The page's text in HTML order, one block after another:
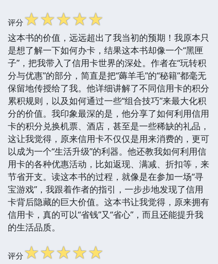
评分☆☆☆☆☆
这本书的价值，远远超出了我当初的预期！我原本只
是想了解一下如何办卡，结果这本书却像一个“黑匣
子”，把我带入了信用卡世界的深处。作者在“玩转积
分与优惠”的部分，简直是把“薅羊毛”的“秘籍”都毫无
保留地传授给了我。他详细讲解了不同信用卡的积分
累积规则，以及如何通过一些“组合技巧”来最大化积
分的价值。我印象最深的是，他分享了如何利用信用
卡的积分兑换机票、酒店，甚至是一些稀缺的礼品，
这让我觉得，原来信用卡不仅仅是用来消费的，更可
以成为一个“生活升级”的利器。他还教我如何利用信
用卡的各种优惠活动，比如返现、满减、折扣等，来
节省开支。读这本书的过程，就像是在参加一场“寻
宝游戏”，我跟着作者的指引，一步步地发现了信用
卡背后隐藏的巨大价值。这本书让我觉得，原来拥有
信用卡，真的可以“省钱”又“省心”，而且还能提升我
的生活品质。
评分☆☆☆☆☆